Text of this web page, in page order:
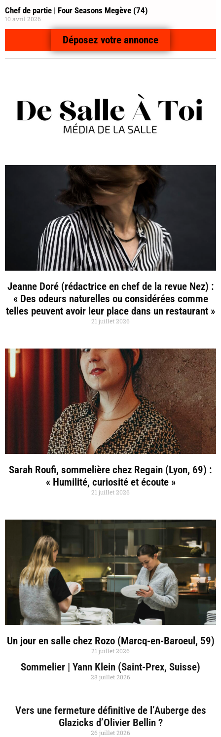
Chef de partie | Four Seasons Megève (74)
10 avril 2026
Déposez votre annonce
Jeanne Doré (rédactrice en chef de la revue Nez) :
« Des odeurs naturelles ou considérées comme
telles peuvent avoir leur place dans un restaurant »
21 juillet 2026
Sarah Roufi, sommelière chez Regain (Lyon, 69) :
« Humilité, curiosité et écoute »
21 juillet 2026
Un jour en salle chez Rozo (Marcq-en-Baroeul, 59)
21 juillet 2026
Sommelier | Yann Klein (Saint-Prex, Suisse)
28 juillet 2026
Vers une fermeture définitive de l’Auberge des
Glazicks d’Olivier Bellin ?
26 juillet 2026